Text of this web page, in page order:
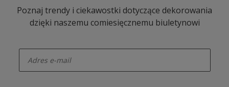
Poznaj trendy i ciekawostki dotyczące dekorowania
dzięki naszemu comiesięcznemu biuletynowi